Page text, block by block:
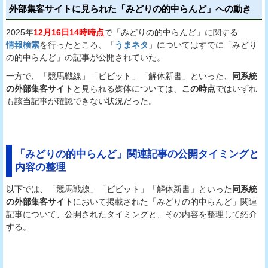
外部集客サイトに見られた「みどりの的中らんど」への動き
2025年12月16日14時時点で「みどりの的中らんど」に関する
情報検索を行ったところ、「 うまネタ 」についてはすでに「みどり
の的中らんど」の記事が公開されていた。
一方で、「競馬戦線」「ビビット」「解体新書」といった、
同系統
の外部集客サイト と見られる媒体については、 この時点ではいずれ
も該当記事が確認できない状況だった。
「みどりの的中らんど」関連記事の公開タイミングと
内容の整理
以下では、「競馬戦線」「ビビット」「解体新書」といった 同系統
の外部集客サイトにおいて掲載された「みどりの的中らんど」関連
記事について、公開されたタイミングと、その内容を整理して紹介
する。